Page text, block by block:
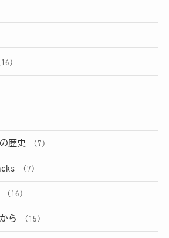
歴史 (7)
(7)
(16)
ら (15)